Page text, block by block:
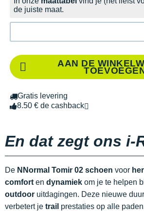
de juiste maat.
AAN DE
Gratis levering
8.50 € de cashback
En dat zegt ons i-
De NNormal Tomir 02 schoen voor
comfort en dynamiek om je te helpen
outdoor uitdagingen. Deze nieuwe
verbetert je trail prestaties op alle